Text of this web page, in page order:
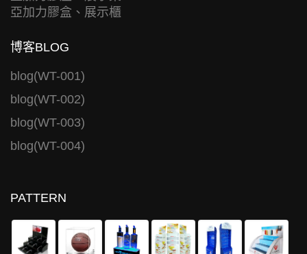
亞加力膠盒、展示櫃
博客BLOG
blog(WT-001)
blog(WT-002)
blog(WT-003)
blog(WT-004)
PATTERN